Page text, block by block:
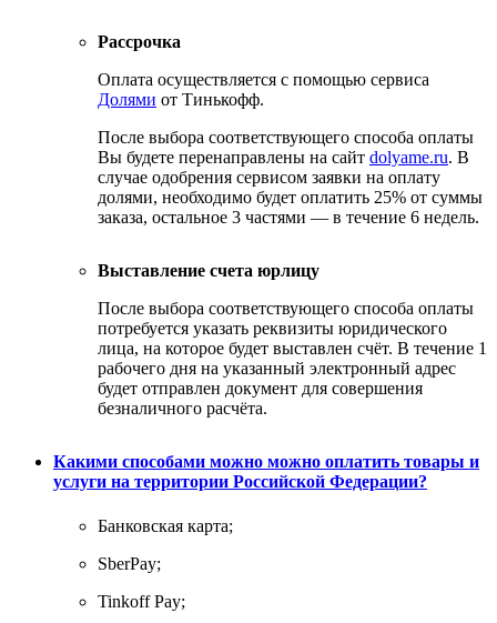
Рассрочка
Оплата осуществляется с помощью сервиса
Долями от Тинькофф.
После выбора соответствующего способа оплаты
Вы будете перенаправлены на сайт dolyame.ru. В
случае одобрения сервисом заявки на оплату
долями, необходимо будет оплатить 25% от суммы
заказа, остальное 3 частями — в течение 6 недель.
Выставление счета юрлицу
После выбора соответствующего способа оплаты
потребуется указать реквизиты юридического
лица, на которое будет выставлен счёт. В течение 1
рабочего дня на указанный электронный адрес
будет отправлен документ для совершения
безналичного расчёта.
Какими способами можно можно оплатить товары и
услуги на территории Российской Федерации?
Банковская карта;
SberPay;
Tinkoff Pay;